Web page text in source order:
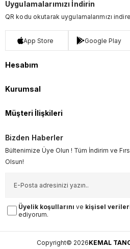
Uygulamalarımızı İndirin
QR kodu okutarak uygulamalarımızı
App Store Google Play
Hesabım
Kurumsal
Müşteri İlişkileri
Bizden Haberler
Bültenimize Üye Olun ! Tüm İndirim ve
Olsun!
Üyelik koşullarını ve kişisel
ediyorum.
Copyright© 2026KEMAL